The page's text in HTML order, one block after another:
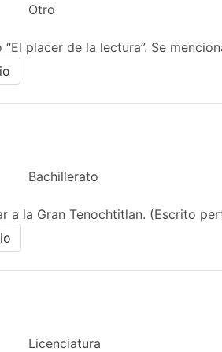
Otro
placer de la lectura”. Se
Bachillerato
la Gran Tenochtitlan. (Escrito
Licenciatura